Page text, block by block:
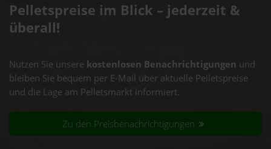
Pelletspreise im Blick – jederzeit &
überall!
Nutzen Sie unsere kostenlosen Benachrichtigungen und
bleiben Sie bequem per E-Mail über aktuelle Pelletspreise
und die Lage am Pelletsmarkt informiert.
Zu den Preisbenachrichtigungen